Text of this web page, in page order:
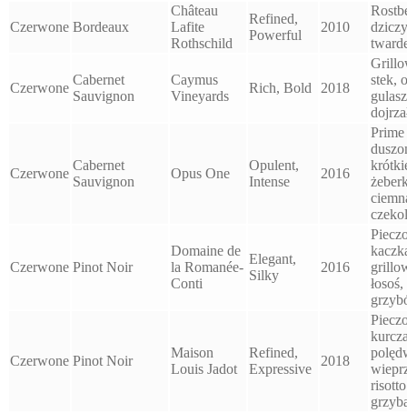
Czerwone Bordeaux
Château
Lafite
Rothschild
Refined,
Powerful
2010
Czerwone
Cabernet
Sauvignon
Caymus
Vineyards
Rich, Bold 2018
stek,
Czerwone
Cabernet
Sauvignon
Opus One
Opulent,
Intense
2016
Czerwone Pinot Noir
Domaine de
la Romanée-
Conti
Elegant,
Silky
2016
Czerwone Pinot Noir
Maison
Louis Jadot
Refined,
Expressive
2018